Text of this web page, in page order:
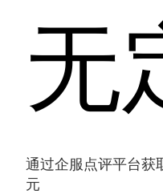
无
通过企服点评平台获
元